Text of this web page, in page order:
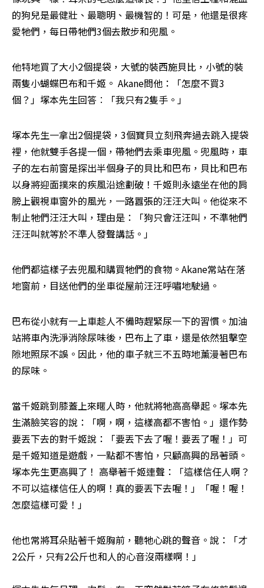
的狗兒是最健壯、最聰明、最機智的！可是，他還是很疼
愛牠們，每日帶牠們3個去散步和兜風。
他特地買了大小2個提袋，大號的裝西施貝比，小號的裝
兩隻小蝴蝶巴布和千姬。 Akane問他：「怎麼不買3
個？」塚本先生回答︰「我只有2隻手。」
塚本先生一拿出2個提袋，3個寶貝立刻飛奔過去跳入提袋
裡，他就雙手各提一個，帶牠們去乘車兜風。兜風時，車
子的左右前窗是探出半個身子的貝比和巴布，貝比和巴布
以身將迎面撲來的疾風沿途劃破！千姬則永遠坐在他的肩
膀上觀視車窗外的風光，一路囂張的汪汪大叫。他從來不
制止牠們汪汪大叫，理由是：「狗只會汪汪叫，不準牠們
汪汪叫就等於不準人發聲講話。」
他們都這樣子去兜風和購買牠們的食物。Akane常站在落
地窗前，目送他們的坐車從屋前汪汪呼嘯地駛過。
巴布從小就有一上車趁人不備時趕緊尿一下的習慣。加油
站將車內洗淨消除尿味後，巴布上了車，還是依然狙擊空
隙地照尿不誤。因此，他的車子就三不五時地薰漫著巴布
的尿味。
當千姬跳到膝蓋上來暱人時，他就將牠高高舉起。塚本先
生滿臉笑容的說：「啊，啊，這樣高都不害怕。」還作勢
要丟下去的對千姬說：「要丟下去了喔！要丟了喔！」可
是千姬知道是遊戲，一點都不害怕，只顧高興的昂著頭。
塚本先生更高興了！ 高舉著千姬連聲：「這樣信任人啊？
不可以這樣信任人的啊！真的要丟下去喔！」「喔！喔！
怎麼這樣可愛！」
他也常將耳朵貼著千姬胸前，聽牠心跳的聲音。說：「才
2公斤，只有2公斤也和人的心音沒兩樣啊！」